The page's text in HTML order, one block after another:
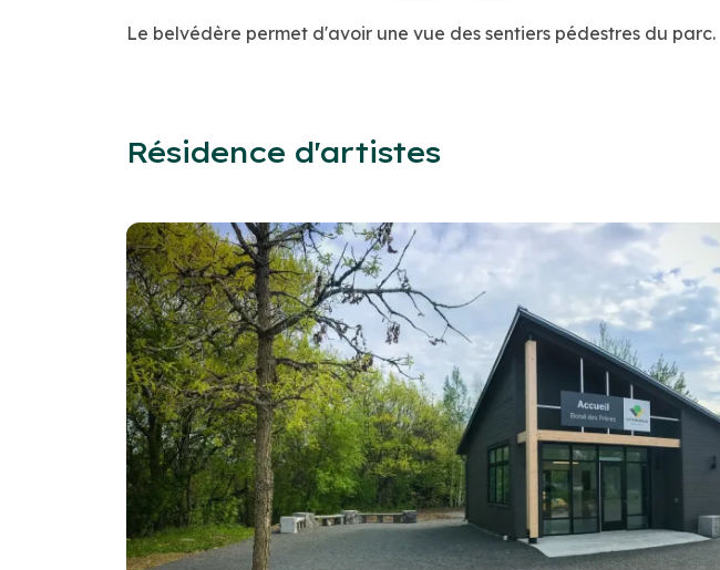
Le belvédère permet d'avoir une vue des sentiers pédestres du parc.
Résidence d'artistes